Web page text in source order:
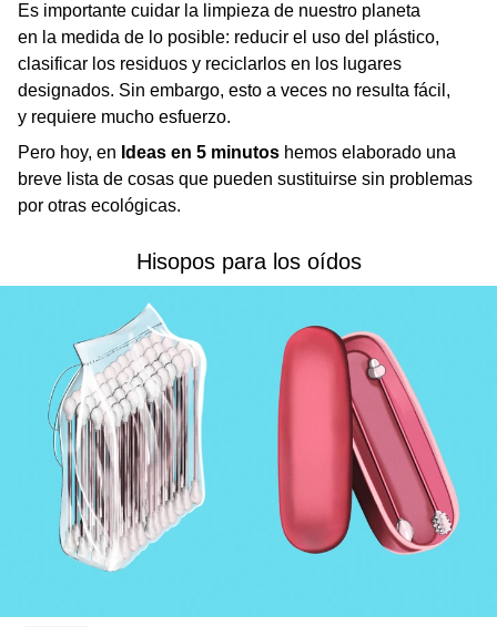
Es importante cuidar la limpieza de nuestro planeta
en la medida de lo posible: reducir el uso del plástico,
clasificar los residuos y reciclarlos en los lugares
designados. Sin embargo, esto a veces no resulta fácil,
y requiere mucho esfuerzo.
Pero hoy, en Ideas en 5 minutos hemos elaborado una
breve lista de cosas que pueden sustituirse sin problemas
por otras ecológicas.
Hisopos para los oídos